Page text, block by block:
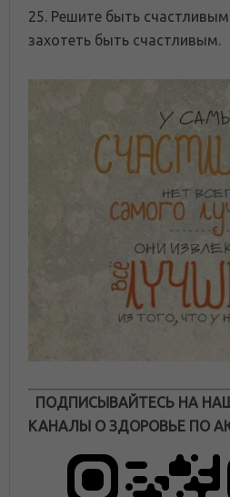
25. Решите быть
захотеть быть счастливым.
ПОДПИСЫВАЙТЕСЬ НА
КАНАЛЫ О ЗДОРОВЬЕ ПО